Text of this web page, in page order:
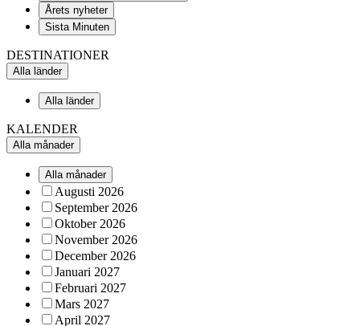
Årets nyheter
Sista Minuten
DESTINATIONER
Alla länder
Alla länder
KALENDER
Alla månader
Alla månader
Augusti 2026
September 2026
Oktober 2026
November 2026
December 2026
Januari 2027
Februari 2027
Mars 2027
April 2027